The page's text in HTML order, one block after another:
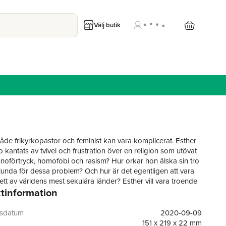
Välj butik
frikyrkopastor och feminist kan vara komplicerat. Esther
kantats av tvivel och frustration över en religion som utövat
homofobi och rasism? Hur orkar hon älska sin tro
för dessa problem? Och hur är det egentligen att vara
av världens mest sekulära länder? Esther vill vara troende
eller förminska och löser det genom att vara vän med
som kristen kan se ut och visar på att det är fullt rimligt att
feminist och allierad för HBTQ-personers rättigheter.
2020-09-09
151 x 219 x 22 mm